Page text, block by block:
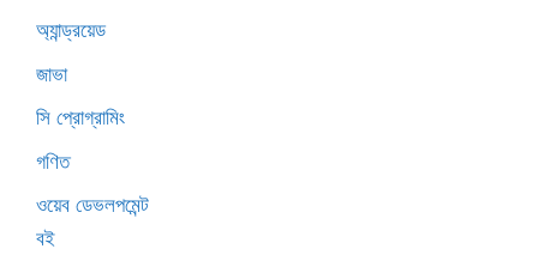
অ্যান্ড্রয়েড
জাভা
সি প্রোগ্রামিং
গণিত
ওয়েব ডেভলপমেন্ট
বই